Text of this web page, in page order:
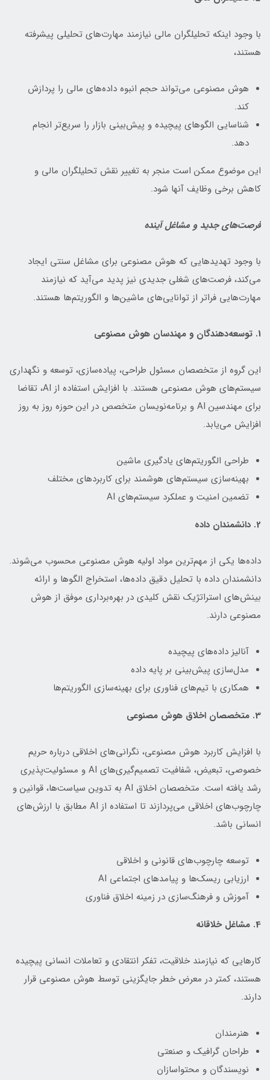
با وجود اینکه تحلیلگران مالی نیازمند مهارت‌های تحلیلی پیشرفته
هستند،
هوش مصنوعی می‌تواند حجم انبوه داده‌های مالی را پردازش
کند.
شناسایی الگوهای پیچیده و پیش‌بینی بازار را سریع‌تر انجام
دهد.
این موضوع ممکن است منجر به تغییر نقش تحلیلگران مالی و
کاهش برخی وظایف آنها شود.
فرصت‌های جدید و مشاغل آینده
با وجود تهدیدهایی که هوش مصنوعی برای مشاغل سنتی ایجاد
می‌کند، فرصت‌های شغلی جدیدی نیز پدید می‌آید که نیازمند
مهارت‌هایی فراتر از توانایی‌های ماشین‌ها و الگوریتم‌ها هستند.
1. توسعه‌دهندگان و مهندسان هوش مصنوعی
این گروه از متخصصان مسئول طراحی، پیاده‌سازی، توسعه و نگهداری
سیستم‌های هوش مصنوعی هستند. با افزایش استفاده از AI، تقاضا
برای مهندسین AI و برنامه‌نویسان متخصص در این حوزه روز به روز
افزایش می‌یابد.
طراحی الگوریتم‌های یادگیری ماشین
بهینه‌سازی سیستم‌های هوشمند برای کاربردهای مختلف
تضمین امنیت و عملکرد سیستم‌های AI
2. دانشمندان داده
داده‌ها یکی از مهم‌ترین مواد اولیه هوش مصنوعی محسوب می‌شوند.
دانشمندان داده با تحلیل دقیق داده‌ها، استخراج الگوها و ارائه
بینش‌های استراتژیک نقش کلیدی در بهره‌برداری موفق از هوش
مصنوعی دارند.
آنالیز داده‌های پیچیده
مدل‌سازی پیش‌بینی بر پایه داده
همکاری با تیم‌های فناوری برای بهینه‌سازی الگوریتم‌ها
3. متخصصان اخلاق هوش مصنوعی
با افزایش کاربرد هوش مصنوعی، نگرانی‌های اخلاقی درباره حریم
خصوصی، تبعیض، شفافیت تصمیم‌گیری‌های AI و مسئولیت‌پذیری
رشد یافته است. متخصصان اخلاق AI به تدوین سیاست‌ها، قوانین و
چارچوب‌های اخلاقی می‌پردازند تا استفاده از AI مطابق با ارزش‌های
انسانی باشد.
توسعه چارچوب‌های قانونی و اخلاقی
ارزیابی ریسک‌ها و پیامدهای اجتماعی AI
آموزش و فرهنگ‌سازی در زمینه اخلاق فناوری
4. مشاغل خلاقانه
کارهایی که نیازمند خلاقیت، تفکر انتقادی و تعاملات انسانی پیچیده
هستند، کمتر در معرض خطر جایگزینی توسط هوش مصنوعی قرار
دارند.
هنرمندان
طراحان گرافیک و صنعتی
نویسندگان و محتواسازان